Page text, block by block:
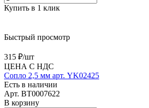
Купить в 1 клик
Быстрый просмотр
315 ₽/шт
ЦЕНА С НДС
Сопло 2,5 мм арт. YK02425
Есть в наличии
Арт. BT0007622
В корзину